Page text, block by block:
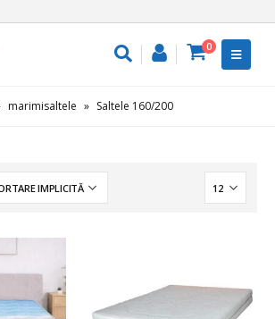
0
marimisaltele » Saltele 160/200